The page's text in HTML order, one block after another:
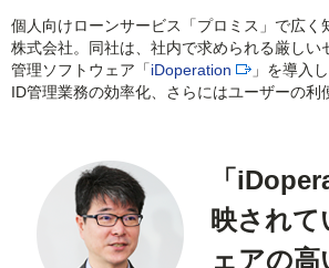
個人向けローンサービス「プロミス」で広
株式会社。同社は、社内で求められる厳し
管理ソフトウェア「iDoperation
」を導入
ID管理業務の効率化、さらにはユーザーの
「
映され
ェアの